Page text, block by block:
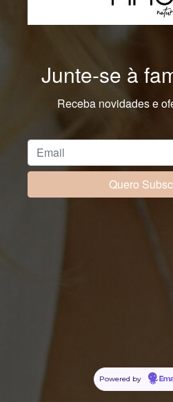
Junte-se à
Receba novidades e
Powered by